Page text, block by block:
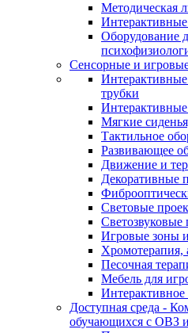
Методическая
Интерактивные
Оборудование
Сенсорные и
трубки
Мягкие
Тактильное
Развивающее
Движение и
Декоративные
Световые
Светозвуковые
Игровые зоны
Хромотерапия,
Песочная
Мебель для
Интерактивное
Доступная среда -
обучающихся с ОВЗ